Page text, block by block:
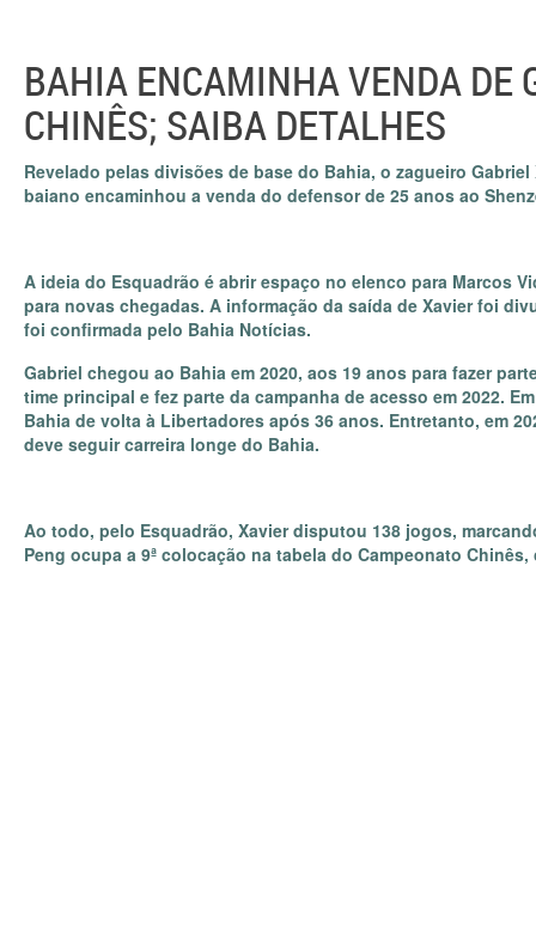
BAHIA ENCAMINHA VENDA DE
CHINÊS; SAIBA DETALHES
Revelado pelas divisões de base do Bahia, o zagueiro
baiano encaminhou a venda do defensor de 25 anos ao
A ideia do Esquadrão é abrir espaço no elenco para Marcos
para novas chegadas. A informação da saída de Xavier foi
foi confirmada pelo Bahia Notícias.
Gabriel chegou ao Bahia em 2020, aos 19 anos para fazer
time principal e fez parte da campanha de acesso em 2022.
Bahia de volta à Libertadores após 36 anos. Entretanto, em
deve seguir carreira longe do Bahia.
Ao todo, pelo Esquadrão, Xavier disputou 138 jogos,
Peng ocupa a 9ª colocação na tabela do Campeonato